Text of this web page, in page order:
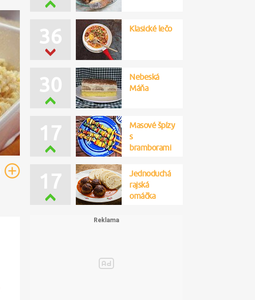
36 Klasické lečo
30
Nebeská
Máňa
17
Masové špízy
s
bramborami
17
Jednoduchá
rajská
omáčka